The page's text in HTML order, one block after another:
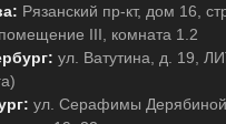
Рязанский пр-кт, дом 16,
III, комната 1.2
ул. Ватутина, д. 19,
ул. Серафимы